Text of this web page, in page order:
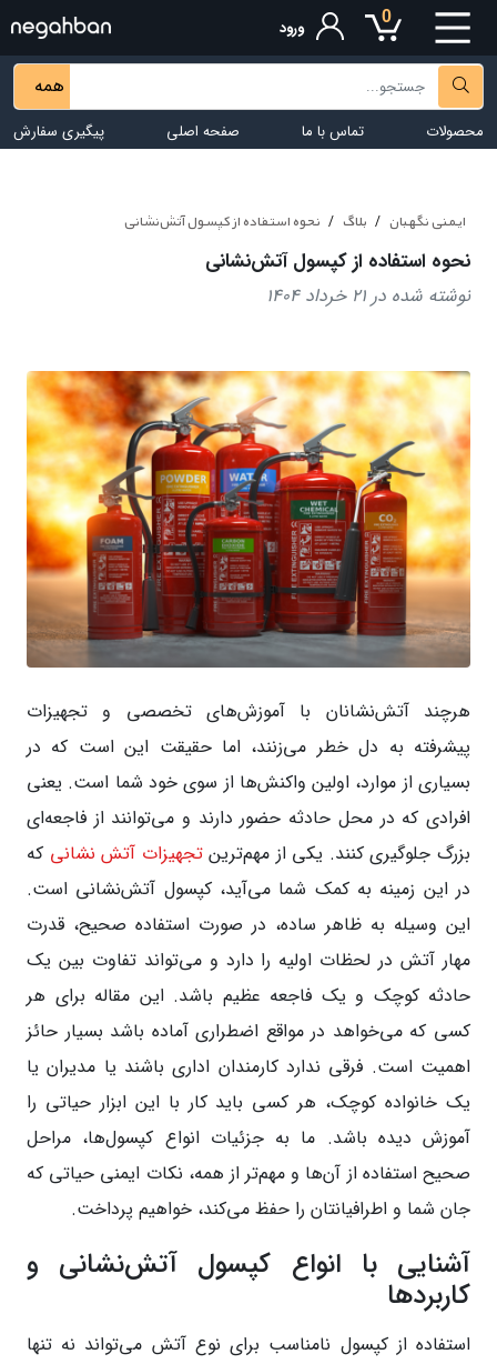
0 ورود
همه
محصولات تماس با ما صفحه اصلی پیگیری سفارش
ایمنی نگهبان بلاگ نحوه استفاده از کپسول آتش‌نشانی
نحوه استفاده از کپسول آتش‌نشانی
نوشته شده در 21 خرداد 1404
هرچند آتش‌نشانان با آموزش‌های تخصصی و تجهیزات
پیشرفته به دل خطر می‌زنند، اما حقیقت این است که در
بسیاری از موارد، اولین واکنش‌ها از سوی خود شما است. یعنی
افرادی که در محل حادثه حضور دارند و می‌توانند از فاجعه‌ای
بزرگ جلوگیری کنند. یکی از مهم‌ترینتجهیزات آتش نشانی که
در این زمینه به کمک شما می‌آید، کپسول آتش‌نشانی است.
این وسیله به ظاهر ساده، در صورت استفاده صحیح، قدرت
مهار آتش در لحظات اولیه را دارد و می‌تواند تفاوت بین یک
حادثه کوچک و یک فاجعه عظیم باشد. این مقاله برای هر
کسی که می‌خواهد در مواقع اضطراری آماده باشد بسیار حائز
اهمیت است. فرقی ندارد کارمندان اداری باشند یا مدیران یا
یک خانواده کوچک، هر کسی باید کار با این ابزار حیاتی را
آموزش دیده باشد. ما به جزئیات انواع کپسول‌ها، مراحل
صحیح استفاده از آن‌ها و مهم‌تر از همه، نکات ایمنی حیاتی که
جان شما و اطرافیانتان را حفظ می‌کند، خواهیم پرداخت.
آشنایی با انواع کپسول آتش‌نشانی و
کاربردها
استفاده از کپسول نامناسب برای نوع آتش می‌تواند نه تنها